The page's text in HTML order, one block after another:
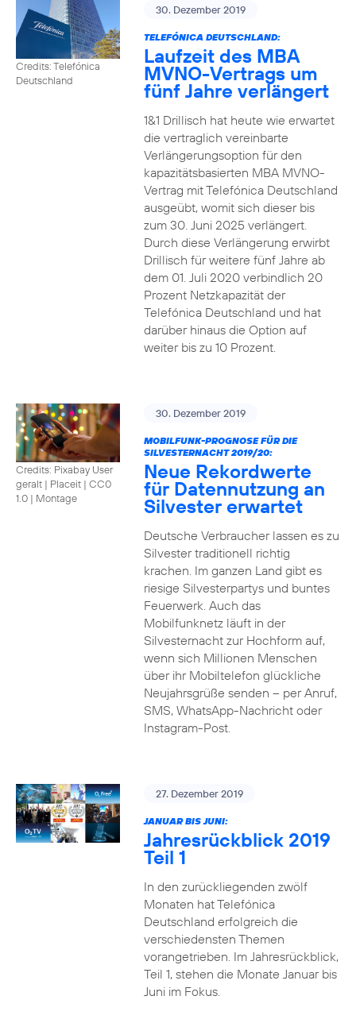
Credits: Telefónica
Deutschland
30. Dezember 2019
TELEFÓNICA DEUTSCHLAND:
Laufzeit des MBA
MVNO-Vertrags um
fünf Jahre verlängert
1&1 Drillisch hat heute wie erwartet
die vertraglich vereinbarte
Verlängerungsoption für den
kapazitätsbasierten MBA MVNO-
Vertrag mit Telefónica Deutschland
ausgeübt, womit sich dieser bis
zum 30. Juni 2025 verlängert.
Durch diese Verlängerung erwirbt
Drillisch für weitere fünf Jahre ab
dem 01. Juli 2020 verbindlich 20
Prozent Netzkapazität der
Telefónica Deutschland und hat
darüber hinaus die Option auf
weiter bis zu 10 Prozent.
Credits: Pixabay User
geralt | Placeit | CC0
1.0 | Montage
30. Dezember 2019
MOBILFUNK-PROGNOSE FÜR DIE
SILVESTERNACHT 2019/20:
Neue Rekordwerte
für Datennutzung an
Silvester erwartet
Deutsche Verbraucher lassen es zu
Silvester traditionell richtig
krachen. Im ganzen Land gibt es
riesige Silvesterpartys und buntes
Feuerwerk. Auch das
Mobilfunknetz läuft in der
Silvesternacht zur Hochform auf,
wenn sich Millionen Menschen
über ihr Mobiltelefon glückliche
Neujahrsgrüße senden – per Anruf,
SMS, WhatsApp-Nachricht oder
Instagram-Post.
27. Dezember 2019
JANUAR BIS JUNI:
Jahresrückblick 2019
Teil 1
In den zurückliegenden zwölf
Monaten hat Telefónica
Deutschland erfolgreich die
verschiedensten Themen
vorangetrieben. Im Jahresrückblick,
Teil 1, stehen die Monate Januar bis
Juni im Fokus.